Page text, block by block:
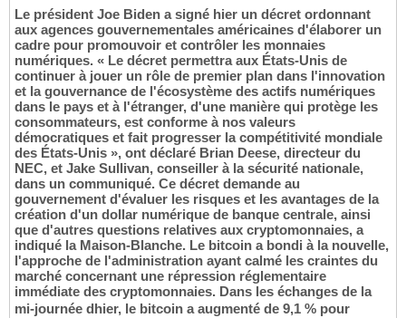
Le président Joe Biden a signé hier un décret ordonnant
aux agences gouvernementales américaines d'élaborer un
cadre pour promouvoir et contrôler les monnaies
numériques. « Le décret permettra aux États-Unis de
continuer à jouer un rôle de premier plan dans l'innovation
et la gouvernance de l'écosystème des actifs numériques
dans le pays et à l'étranger, d'une manière qui protège les
consommateurs, est conforme à nos valeurs
démocratiques et fait progresser la compétitivité mondiale
des États-Unis », ont déclaré Brian Deese, directeur du
NEC, et Jake Sullivan, conseiller à la sécurité nationale,
dans un communiqué. Ce décret demande au
gouvernement d'évaluer les risques et les avantages de la
création d'un dollar numérique de banque centrale, ainsi
que d'autres questions relatives aux cryptomonnaies, a
indiqué la Maison-Blanche. Le bitcoin a bondi à la nouvelle,
l'approche de l'administration ayant calmé les craintes du
marché concernant une répression réglementaire
immédiate des cryptomonnaies. Dans les échanges de la
mi-journée dhier, le bitcoin a augmenté de 9,1 % pour